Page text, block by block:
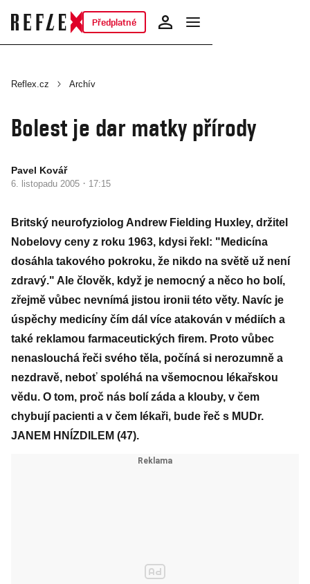
Předplatné
Reflex.cz Archív
Bolest je dar matky přírody
Pavel Kovář
6. listopadu 2005 · 17:15
Britský neurofyziolog Andrew Fielding Huxley, držitel
Nobelovy ceny z roku 1963, kdysi řekl: "Medicína
dosáhla takového pokroku, že nikdo na světě už není
zdravý." Ale člověk, když je nemocný a něco ho bolí,
zřejmě vůbec nevnímá jistou ironii této věty. Navíc je
úspěchy medicíny čím dál více atakován v médiích a
také reklamou farmaceutických firem. Proto vůbec
nenaslouchá řeči svého těla, počíná si nerozumně a
nezdravě, neboť spoléhá na všemocnou lékařskou
vědu. O tom, proč nás bolí záda a klouby, v čem
chybují pacienti a v čem lékaři, bude řeč s MUDr.
JANEM HNÍZDILEM (47).